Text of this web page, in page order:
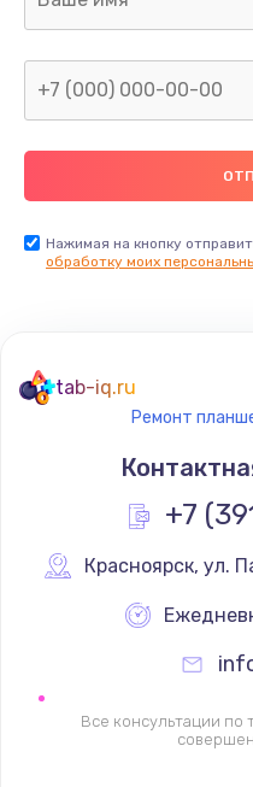
Замена
Замена
Замена
Замена
Ремонт
Нажимая на кнопку
обработку моих
tab-iq.ru
Ремонт
+7
Красноярск, ул.
Все консультации по